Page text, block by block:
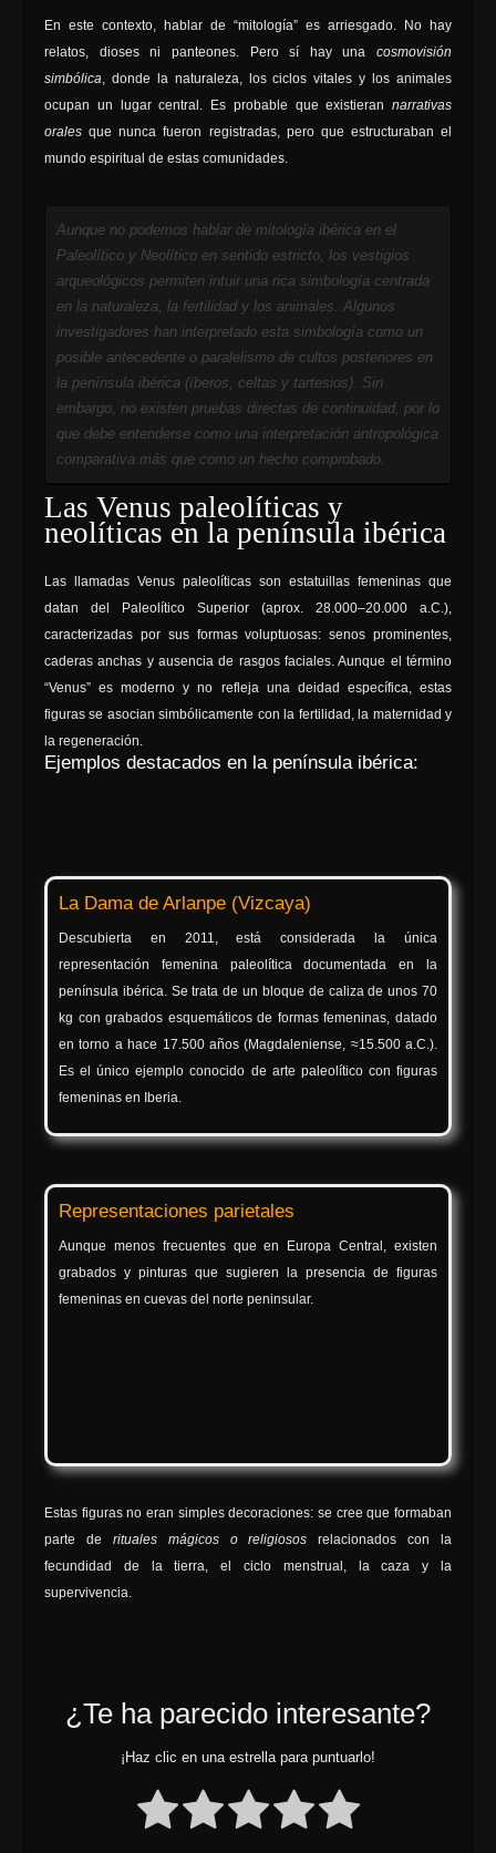
En este contexto, hablar de “mitología” es arriesgado. No hay
relatos, dioses ni panteones. Pero sí hay una cosmovisión
simbólica, donde la naturaleza, los ciclos vitales y los animales
ocupan un lugar central. Es probable que existieran narrativas
orales que nunca fueron registradas, pero que estructuraban el
mundo espiritual de estas comunidades.
Aunque no podemos hablar de mitología ibérica en el
Paleolítico y Neolítico en sentido estricto, los vestigios
arqueológicos permiten intuir una rica simbología centrada
en la naturaleza, la fertilidad y los animales. Algunos
investigadores han interpretado esta simbología como un
posible antecedente o paralelismo de cultos posteriores en
la península ibérica (íberos, celtas y tartesios). Sin
embargo, no existen pruebas directas de continuidad, por lo
que debe entenderse como una interpretación antropológica
comparativa más que como un hecho comprobado.
Las Venus paleolíticas y
neolíticas en la península ibérica
Las llamadas Venus paleolíticas son estatuillas femeninas que
datan del Paleolítico Superior (aprox. 28.000–20.000 a.C.),
caracterizadas por sus formas voluptuosas: senos prominentes,
caderas anchas y ausencia de rasgos faciales. Aunque el término
“Venus” es moderno y no refleja una deidad específica, estas
figuras se asocian simbólicamente con la fertilidad, la maternidad y
la regeneración.
Ejemplos destacados en la península ibérica:
La Dama de Arlanpe (Vizcaya)
Descubierta en 2011, está considerada la única
representación femenina paleolítica documentada en la
península ibérica. Se trata de un bloque de caliza de unos 70
kg con grabados esquemáticos de formas femeninas, datado
en torno a hace 17.500 años (Magdaleniense, ≈15.500 a.C.).
Es el único ejemplo conocido de arte paleolítico con figuras
femeninas en Iberia.
Representaciones parietales
Aunque menos frecuentes que en Europa Central, existen
grabados y pinturas que sugieren la presencia de figuras
femeninas en cuevas del norte peninsular.
Estas figuras no eran simples decoraciones: se cree que formaban
parte de rituales mágicos o religiosos relacionados con la
fecundidad de la tierra, el ciclo menstrual, la caza y la
supervivencia.
¿Te ha parecido interesante?
¡Haz clic en una estrella para puntuarlo!